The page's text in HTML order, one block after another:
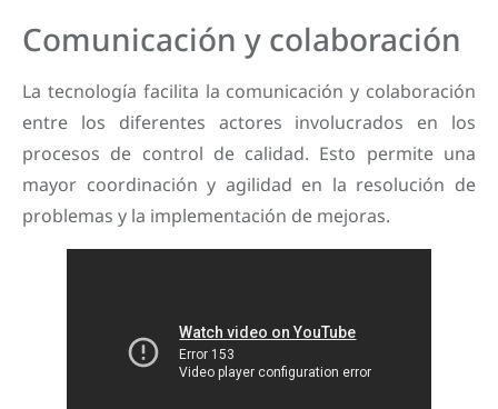
Comunicación y colaboración
La tecnología facilita la comunicación y colaboración
entre los diferentes actores involucrados en los
procesos de control de calidad. Esto permite una
mayor coordinación y agilidad en la resolución de
problemas y la implementación de mejoras.